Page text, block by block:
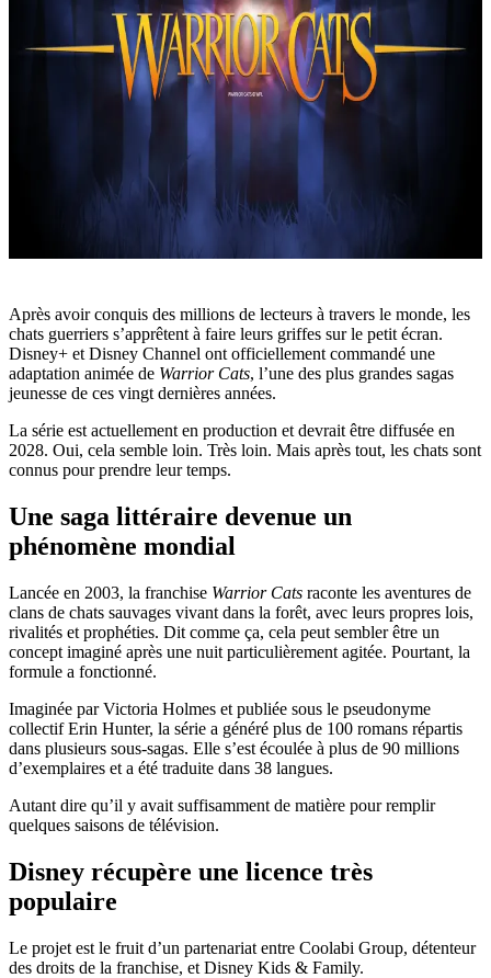
Après avoir conquis des millions de lecteurs à travers le monde, les
chats guerriers s’apprêtent à faire leurs griffes sur le petit écran.
Disney+ et Disney Channel ont officiellement commandé une
adaptation animée de Warrior Cats, l’une des plus grandes sagas
jeunesse de ces vingt dernières années.
La série est actuellement en production et devrait être diffusée en
2028. Oui, cela semble loin. Très loin. Mais après tout, les chats sont
connus pour prendre leur temps.
Une saga littéraire devenue un
phénomène mondial
Lancée en 2003, la franchise Warrior Cats raconte les aventures de
clans de chats sauvages vivant dans la forêt, avec leurs propres lois,
rivalités et prophéties. Dit comme ça, cela peut sembler être un
concept imaginé après une nuit particulièrement agitée. Pourtant, la
formule a fonctionné.
Imaginée par Victoria Holmes et publiée sous le pseudonyme
collectif Erin Hunter, la série a généré plus de 100 romans répartis
dans plusieurs sous-sagas. Elle s’est écoulée à plus de 90 millions
d’exemplaires et a été traduite dans 38 langues.
Autant dire qu’il y avait suffisamment de matière pour remplir
quelques saisons de télévision.
Disney récupère une licence très
populaire
Le projet est le fruit d’un partenariat entre Coolabi Group, détenteur
des droits de la franchise, et Disney Kids & Family.